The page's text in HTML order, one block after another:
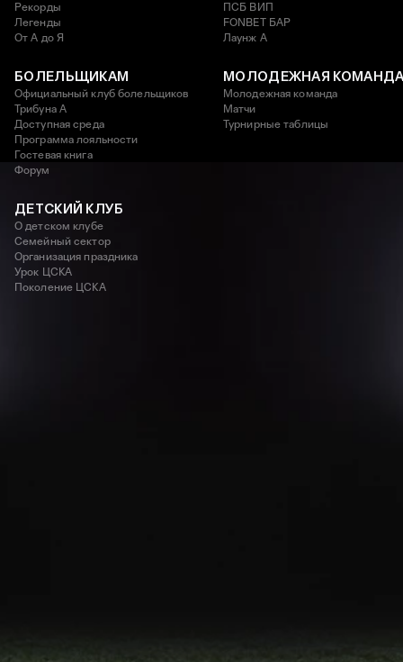
Рекорды
Легенды
От А до Я
ПСБ ВИП
FONBET БАР
Лаунж A
БОЛЕЛЬЩИКАМ
Официальный клуб болельщиков
Трибуна А
Доступная среда
Программа лояльности
Гостевая книга
Форум
МОЛОДЕЖНАЯ
Молодежная команда
Матчи
Турнирные таблицы
ДЕТСКИЙ КЛУБ
О детском клубе
Семейный сектор
Организация праздника
Урок ЦСКА
Поколение ЦСКА